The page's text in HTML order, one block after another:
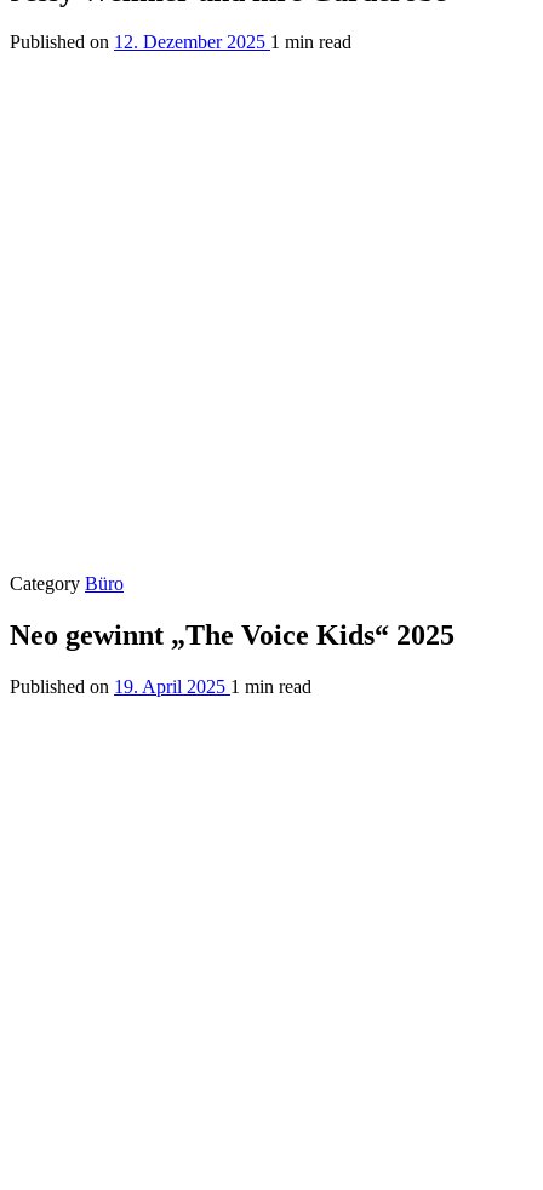
Published on 12. Dezember 2025 1 min read
Category Büro
Neo gewinnt „The Voice Kids“ 2025
Published on 19. April 2025 1 min read